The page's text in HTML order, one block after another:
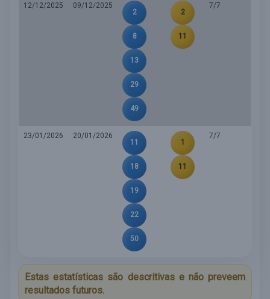
12/12/2025
09/12/2025
2
8
13
29
49
2
11
7/7
23/01/2026
20/01/2026
11
18
19
22
50
1
11
7/7
Estas estatísticas são descritivas e não preveem
resultados futuros.